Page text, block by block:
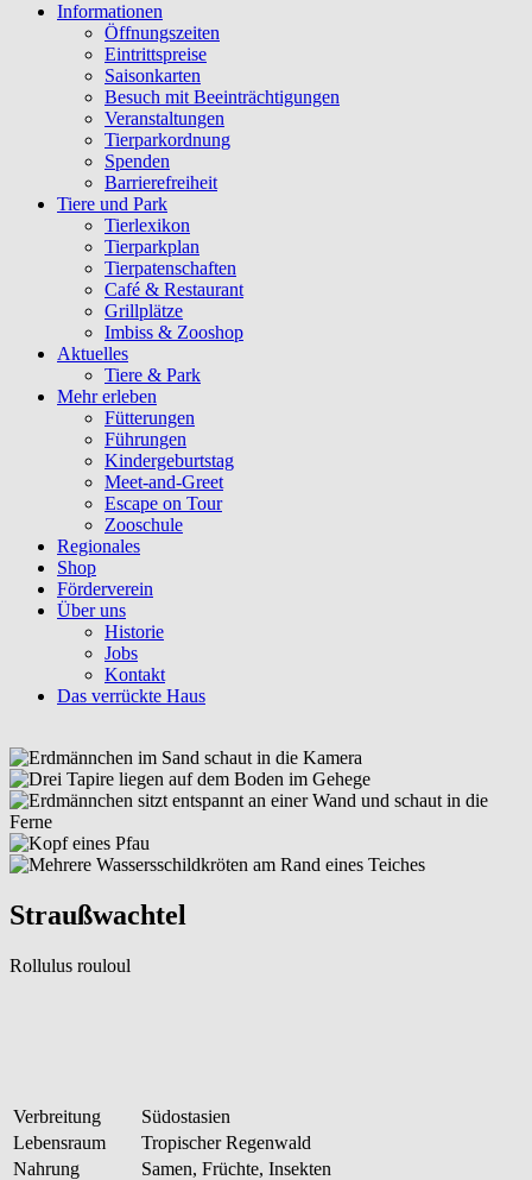
Informationen
Öffnungszeiten
Eintrittspreise
Saisonkarten
Besuch mit Beeinträchtigungen
Veranstaltungen
Tierparkordnung
Spenden
Barrierefreiheit
Tiere und Park
Tierlexikon
Tierparkplan
Tierpatenschaften
Café & Restaurant
Grillplätze
Imbiss & Zooshop
Aktuelles
Tiere & Park
Mehr erleben
Fütterungen
Führungen
Kindergeburtstag
Meet-and-Greet
Escape on Tour
Zooschule
Regionales
Shop
Förderverein
Über uns
Historie
Jobs
Kontakt
Das verrückte Haus
Straußwachtel
Rollulus rouloul
Verbreitung
Südostasien
Lebensraum
Tropischer Regenwald
Nahrung
Samen, Früchte, Insekten